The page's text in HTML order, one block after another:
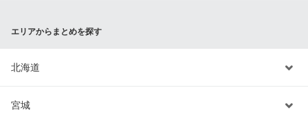
エリアからまとめを探す
北海道
宮城